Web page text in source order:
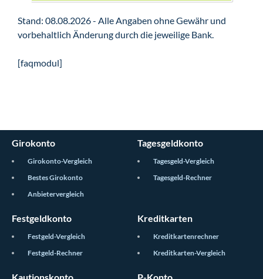
Stand: 08.08.2026 - Alle Angaben ohne Gewähr und
vorbehaltlich Änderung durch die jeweilige Bank.
[faqmodul]
Girokonto
Girokonto-Vergleich
Bestes Girokonto
Anbietervergleich
Tagesgeldkonto
Tagesgeld-Vergleich
Tagesgeld-Rechner
Festgeldkonto
Festgeld-Vergleich
Festgeld-Rechner
Kreditkarten
Kreditkartenrechner
Kreditkarten-Vergleich